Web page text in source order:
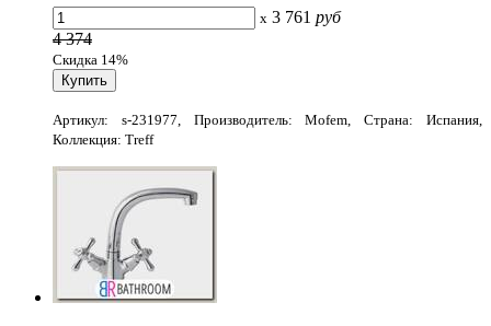
x 3 761 руб
4 374
Скидка 14%
Артикул: s-231977, Производитель: Mofem, Страна: Испания,
Коллекция: Treff